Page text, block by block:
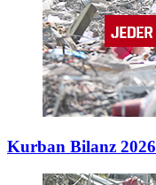
Kurban Bilanz 2026